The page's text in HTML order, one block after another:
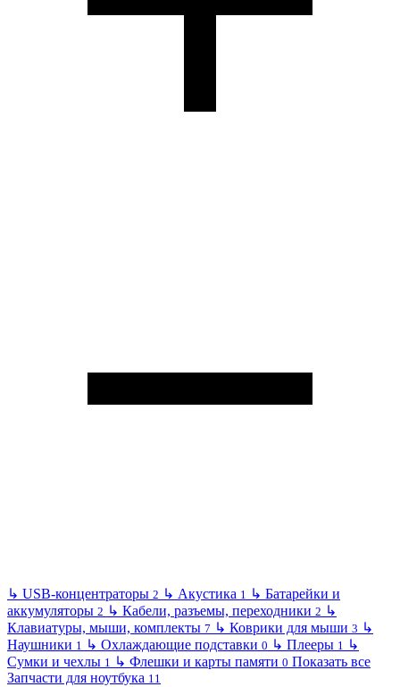
↳ USB-концентраторы 2 ↳ Акустика 1 ↳ Батарейки и
аккумуляторы 2 ↳ Кабели, разъемы, переходники 2 ↳
Клавиатуры, мыши, комплекты 7 ↳ Коврики для мыши 3 ↳
Наушники 1 ↳ Охлаждающие подставки 0 ↳ Плееры 1 ↳
Сумки и чехлы 1 ↳ Флешки и карты памяти 0 Показать все
Запчасти для ноутбука 11